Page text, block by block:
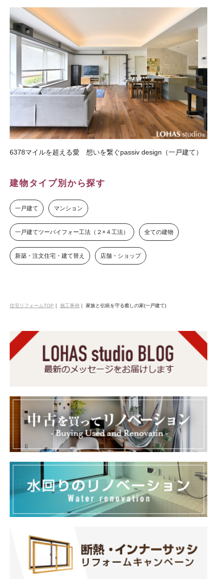
6378マイルを超える愛 想いを繋ぐpassiv design（一戸建て）
建物タイプ別から探す
一戸建て マンション
一戸建てツーバイフォー工法（２×４工法） 全ての建物
新築・注文住宅・建て替え 店舗・ショップ
住宅リフォームTOP ｜ 施工事例 ｜ 家族と伝統を守る癒しの家(一戸建て)